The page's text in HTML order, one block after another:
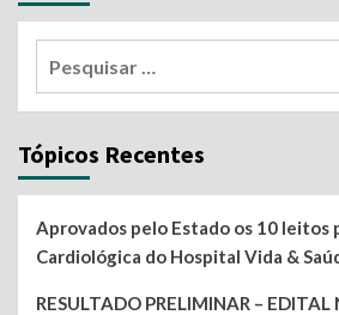
Tópicos Recentes
Aprovados pelo Estado os 10 leitos
Cardiológica do Hospital Vida &
RESULTADO PRELIMINAR –